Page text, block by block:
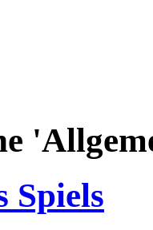
Spiels